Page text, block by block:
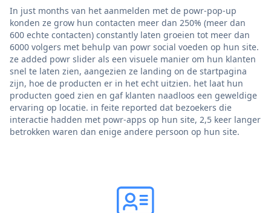
In just months van het aanmelden met de powr-pop-up
konden ze grow hun contacten meer dan 250% (meer dan
600 echte contacten) constantly laten groeien tot meer dan
6000 volgers met behulp van powr social voeden op hun site.
ze added powr slider als een visuele manier om hun klanten
snel te laten zien, aangezien ze landing on de startpagina
zijn, hoe de producten er in het echt uitzien. het laat hun
producten goed zien en gaf klanten naadloos een geweldige
ervaring op locatie. in feite reported dat bezoekers die
interactie hadden met powr-apps op hun site, 2,5 keer langer
betrokken waren dan enige andere persoon op hun site.